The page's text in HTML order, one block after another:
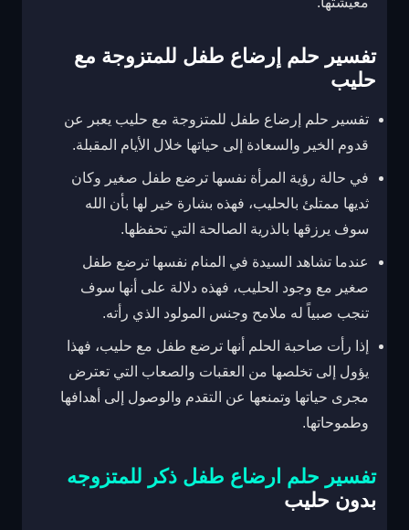
تفسير حلم إرضاع طفل للمتزوجة مع
حليب
تفسير حلم إرضاع طفل للمتزوجة مع حليب يعبر عن
قدوم الخير والسعادة إلى حياتها خلال الأيام المقبلة.
في حالة رؤية المرأة نفسها ترضع طفل صغير وكان
ثديها ممتلئ بالحليب، فهذه بشارة خير لها بأن الله
سوف يرزقها بالذرية الصالحة التي تحفظها.
عندما تشاهد السيدة في المنام نفسها ترضع طفل
صغير مع وجود الحليب، فهذه دلالة على أنها سوف
تنجب صبياً له ملامح وجنس المولود الذي رأته.
إذا رأت صاحبة الحلم أنها ترضع طفل مع حليب، فهذا
يؤول إلى تخلصها من العقبات والصعاب التي تعترض
مجرى حياتها وتمنعها عن التقدم والوصول إلى أهدافها
وطموحاتها.
تفسير حلم ارضاع طفل ذكر للمتزوجه
بدون حليب